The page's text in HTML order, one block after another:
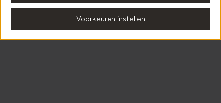
Voorkeuren instellen